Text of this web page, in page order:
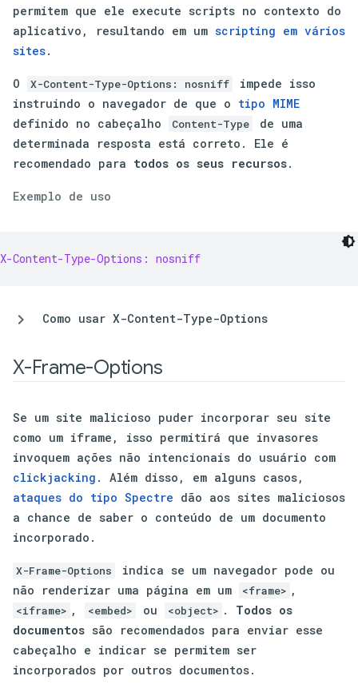
permitem que ele execute scripts no contexto do
aplicativo, resultando em um scripting em vários
sites.
O X-Content-Type-Options: nosniff
impede isso
instruindo o navegador de que o tipo MIME
definido no cabeçalho
Content-Type
de uma
determinada resposta está correto. Ele é
recomendado para todos os seus recursos.
Exemplo de uso
X-Content-Type-Options: nosniff
Como usar X-Content-Type-Options
X-Frame-Options
Se um site malicioso puder incorporar seu site
como um iframe, isso permitirá que invasores
invoquem ações não intencionais do usuário com
clickjacking . Além disso, em alguns casos,
ataques do tipo Spectre dão aos sites maliciosos
a chance de saber o conteúdo de um documento
incorporado.
X-Frame-Options
indica se um navegador pode ou
não renderizar uma página em um
<frame> ,
<iframe> , <embed> ou <object> . Todos os
documentos são recomendados para enviar esse
cabeçalho e indicar se permitem ser
incorporados por outros documentos.